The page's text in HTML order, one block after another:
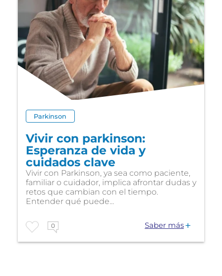
Parkinson
Vivir con parkinson:
Esperanza de vida y
cuidados clave
Vivir con Parkinson, ya sea como paciente,
familiar o cuidador, implica afrontar dudas y
retos que cambian con el tiempo.
Entender qué puede...
0 Saber más